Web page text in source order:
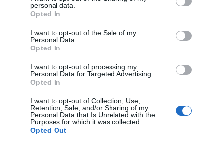
grant or deny consent to Google and its third-party tags to
use your data for below specified purposes in below Google
consent section.
personal data.
Opted In
I want to opt-out of the Sale of my
Personal Data.
Opted In
I want to opt-out of processing my
Personal Data for Targeted Advertising.
Opted In
I want to opt-out of Collection, Use,
Retention, Sale, and/or Sharing of my
Personal Data that Is Unrelated with the
Purposes for which it was collected.
Opted Out
Situación financiera de la UDC: ¿Qué está pasando en 2026?
Marta Ruiz · 1 Ago 2026
COTIZACIONES CRYPTO
Nombre Precio